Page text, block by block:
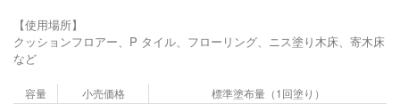
【使用場所】
クッションフロアー、P タイル、フローリング、ニス塗り木床、寄木床
など
容量 小売価格
標準塗布量（1回塗り）